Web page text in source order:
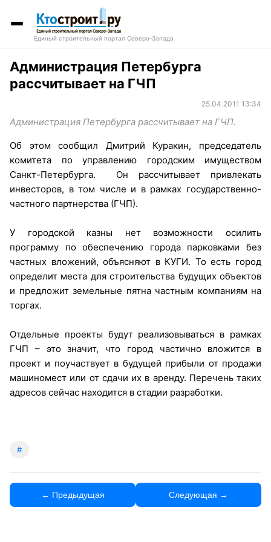
Единый строительный портал Северо-Запада
Администрация Петербурга
рассчитывает на ГЧП
25.04.2011 13:34
Администрация Петербурга рассчитывает на ГЧП.
Об этом сообщил Дмитрий Куракин, председатель
комитета по управлению городским имуществом
Санкт-Петербурга. Он рассчитывает привлекать
инвесторов, в том числе и в рамках государственно-
частного партнерства (ГЧП).
У городской казны нет возможности осилить
программу по обеспечению города парковками без
частных вложений, объясняют в КУГИ. То есть город
определит места для строительства будущих объектов
и предложит земельные пятна частным компаниям на
торгах.
Отдельные проекты будут реализовываться в рамках
ГЧП – это значит, что город частично вложится в
проект и поучаствует в будущей прибыли от продажи
машиномест или от сдачи их в аренду. Перечень таких
адресов сейчас находится в стадии разработки.
#
← Предыдущая Следующая →